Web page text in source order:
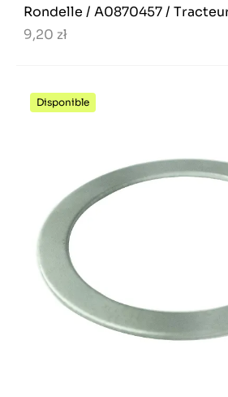
Rondelle / A0870457 /
9,20 zł
Disponible